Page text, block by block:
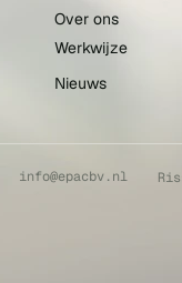
Over ons
Werkwijze
Nieuws
info@epacbv.nl